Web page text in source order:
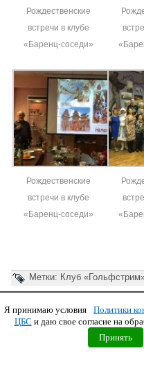
Рождественские
встречи в клубе
«Баренц-соседи»
Рождественские
встречи в клубе
«Баренц-соседи»
Метки: Клуб
Copyright
Я принимаю условия
Политики
ЦБС и даю свое согласие на
Принять